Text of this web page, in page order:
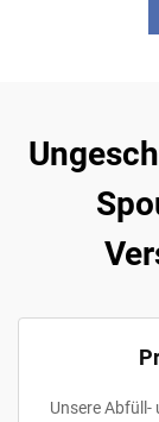
Unsere Abfüll-